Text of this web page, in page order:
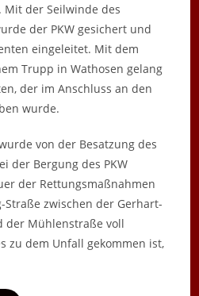
Mit der Seilwinde des
der PKW gesichert und
eingeleitet. Mit dem
Trupp in Wathosen gelang
der im Anschluss an den
wurde.
von der Besatzung des
der Bergung des PKW
der Rettungsmaßnahmen
Straße zwischen der Gerhart-
der Mühlenstraße voll
zu dem Unfall gekommen ist,